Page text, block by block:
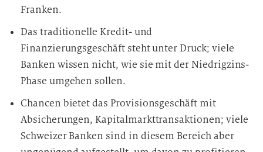
Franken.
Das traditionelle Kredit- und
Finanzierungsgeschäft steht unter Druck; viele
Banken wissen nicht, wie sie mit der Niedrigzins-
Phase umgehen sollen.
Chancen bietet das Provisionsgeschäft mit
Absicherungen, Kapitalmarkttransaktionen; viele
Schweizer Banken sind in diesem Bereich aber